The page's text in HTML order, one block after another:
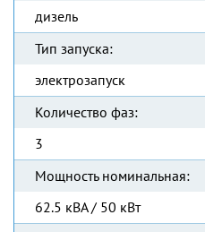
дизель
Тип запуска:
электрозапуск
Количество фаз:
3
Мощность номинальная:
62.5 кВА / 50 кВт